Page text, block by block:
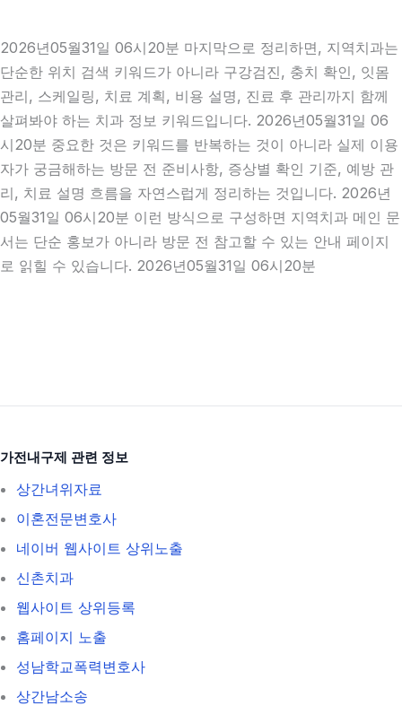
2026년05월31일 06시20분 마지막으로 정리하면, 지역치과는
단순한 위치 검색 키워드가 아니라 구강검진, 충치 확인, 잇몸
관리, 스케일링, 치료 계획, 비용 설명, 진료 후 관리까지 함께
살펴봐야 하는 치과 정보 키워드입니다. 2026년05월31일 06
시20분 중요한 것은 키워드를 반복하는 것이 아니라 실제 이용
자가 궁금해하는 방문 전 준비사항, 증상별 확인 기준, 예방 관
리, 치료 설명 흐름을 자연스럽게 정리하는 것입니다. 2026년
05월31일 06시20분 이런 방식으로 구성하면 지역치과 메인 문
서는 단순 홍보가 아니라 방문 전 참고할 수 있는 안내 페이지
로 읽힐 수 있습니다. 2026년05월31일 06시20분
가전내구제 관련 정보
상간녀위자료
이혼전문변호사
네이버 웹사이트 상위노출
신촌치과
웹사이트 상위등록
홈페이지 노출
성남학교폭력변호사
상간남소송